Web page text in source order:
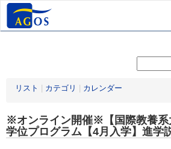
リスト カテゴリ カレンダー
※オンライン開催※【国際教養系
学位プログラム【4月入学】進学